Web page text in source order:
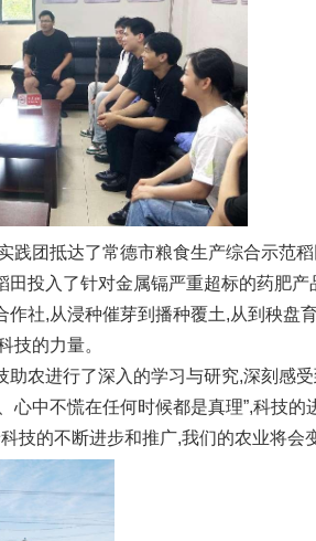
践团抵达了常德市粮食生产综合示范
田投入了针对金属镉严重超标的药肥
作社,从浸种催芽到播种覆土,从到秧盘
技的力量。
助农进行了深入的学习与研究,深刻感
心中不慌在任何时候都是真理”,科技
技的不断进步和推广,我们的农业将会